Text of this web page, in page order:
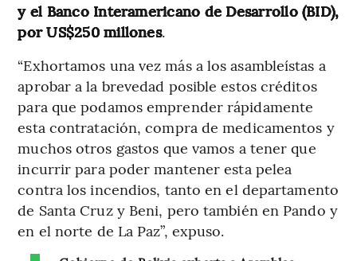
y el Banco Interamericano de Desarrollo (BID),
por US$250 millones.
“Exhortamos una vez más a los asambleístas a
aprobar a la brevedad posible estos créditos
para que podamos emprender rápidamente
esta contratación, compra de medicamentos y
muchos otros gastos que vamos a tener que
incurrir para poder mantener esta pelea
contra los incendios, tanto en el departamento
de Santa Cruz y Beni, pero también en Pando y
en el norte de La Paz”, expuso.